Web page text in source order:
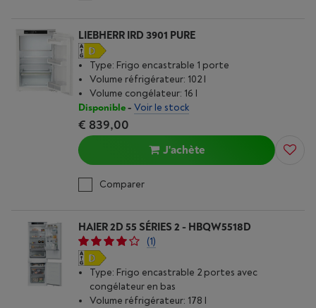
LIEBHERR IRD 3901 PURE
Type: Frigo encastrable 1 porte
Volume réfrigérateur: 102 l
Volume congélateur: 16 l
Disponible- Voir le stock
€ 839,00
J'achète
Comparer
HAIER 2D 55 SÉRIES 2 - HBQW5518D
(1)
Type: Frigo encastrable 2 portes avec
congélateur en bas
Volume réfrigérateur: 178 l